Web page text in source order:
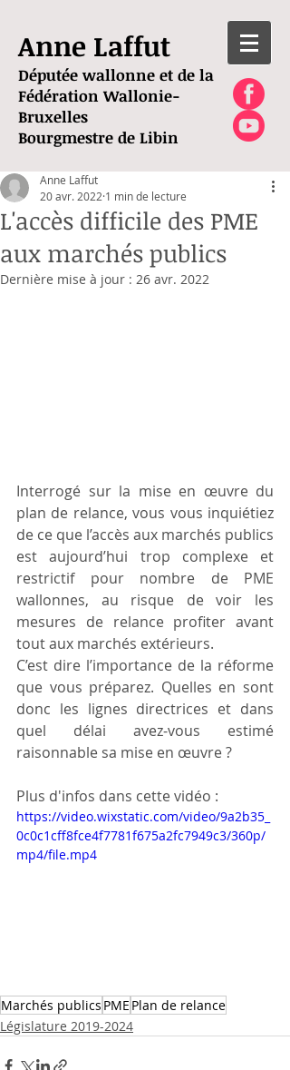
Anne Laffut
Députée wallonne et de la
Fédération Wallonie-
Bruxelles
Bourgmestre de Libin
L'accès difficile des PME
aux marchés publics
Anne Laffut
20 avr. 2022 1 min de lecture
Dernière mise à jour : 26 avr. 2022
Interrogé sur la mise en œuvre du
plan de relance, vous vous inquiétiez
de ce que l’accès aux marchés publics
est aujourd’hui trop complexe et
restrictif pour nombre de PME
wallonnes, au risque de voir les
mesures de relance profiter avant
tout aux marchés extérieurs.
C’est dire l’importance de la réforme
que vous préparez. Quelles en sont
donc les lignes directrices et dans
quel délai avez-vous estimé
raisonnable sa mise en œuvre ?
Plus d'infos dans cette vidéo :
https://video.wixstatic.com/video/9a2b35_
0c0c1cff8fce4f7781f675a2fc7949c3/360p/
mp4/file.mp4
Marchés publics PME Plan de relance
Législature 2019-2024